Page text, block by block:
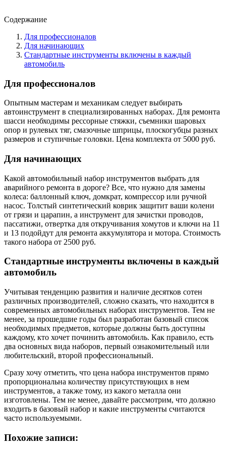
Содержание
Для профессионалов
Для начинающих
Стандартные инструменты включены в каждый
автомобиль
Для профессионалов
Опытным мастерам и механикам следует выбирать
автоинструмент в специализированных наборах. Для ремонта
шасси необходимы рессорные стяжки, съемники шаровых
опор и рулевых тяг, смазочные шприцы, плоскогубцы разных
размеров и ступичные головки. Цена комплекта от 5000 руб.
Для начинающих
Какой автомобильный набор инструментов выбрать для
аварийного ремонта в дороге? Все, что нужно для замены
колеса: баллонный ключ, домкрат, компрессор или ручной
насос. Толстый синтетический коврик защитит ваши колени
от грязи и царапин, а инструмент для зачистки проводов,
пассатижи, отвертка для откручивания хомутов и ключи на 11
и 13 подойдут для ремонта аккумулятора и мотора. Стоимость
такого набора от 2500 руб.
Стандартные инструменты включены в каждый
автомобиль
Учитывая тенденцию развития и наличие десятков сотен
различных производителей, сложно сказать, что находится в
современных автомобильных наборах инструментов. Тем не
менее, за прошедшие годы был разработан базовый список
необходимых предметов, которые должны быть доступны
каждому, кто хочет починить автомобиль. Как правило, есть
два основных вида наборов, первый ознакомительный или
любительский, второй профессиональный.
Сразу хочу отметить, что цена набора инструментов прямо
пропорциональна количеству присутствующих в нем
инструментов, а также тому, из какого металла они
изготовлены. Тем не менее, давайте рассмотрим, что должно
входить в базовый набор и какие инструменты считаются
часто используемыми.
Похожие записи: